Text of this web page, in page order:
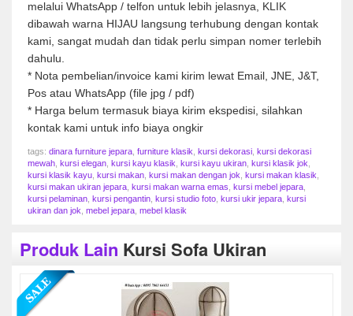
melalui WhatsApp / telfon untuk lebih jelasnya, KLIK
dibawah warna HIJAU langsung terhubung dengan kontak
kami, sangat mudah dan tidak perlu simpan nomer terlebih
dahulu.
* Nota pembelian/invoice kami kirim lewat Email, JNE, J&T,
Pos atau WhatsApp (file jpg / pdf)
* Harga belum termasuk biaya kirim ekspedisi, silahkan
kontak kami untuk info biaya ongkir
tags: dinara furniture jepara furniture klasik kursi dekorasi kursi dekorasi
mewah kursi elegan kursi kayu klasik kursi kayu ukiran kursi klasik jok
kursi klasik kayu kursi makan kursi makan dengan jok kursi makan klasik
kursi makan ukiran jepara kursi makan warna emas kursi mebel jepara
kursi pelaminan kursi pengantin kursi studio foto kursi ukir jepara kursi
ukiran dan jok mebel jepara mebel klasik
Produk Lain Kursi Sofa Ukiran